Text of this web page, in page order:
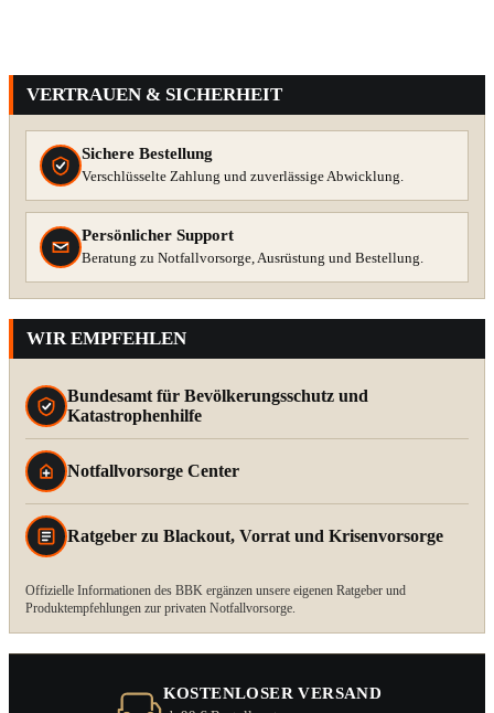
VERTRAUEN & SICHERHEIT
Sichere Bestellung
Verschlüsselte Zahlung und zuverlässige Abwicklung.
Persönlicher Support
Beratung zu Notfallvorsorge, Ausrüstung und Bestellung.
WIR EMPFEHLEN
Bundesamt für Bevölkerungsschutz und
Katastrophenhilfe
Notfallvorsorge Center
Ratgeber zu Blackout, Vorrat und Krisenvorsorge
Offizielle Informationen des BBK ergänzen unsere eigenen Ratgeber und
Produktempfehlungen zur privaten Notfallvorsorge.
KOSTENLOSER VERSAND